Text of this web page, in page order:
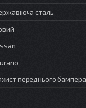
сталь
переднього бампера